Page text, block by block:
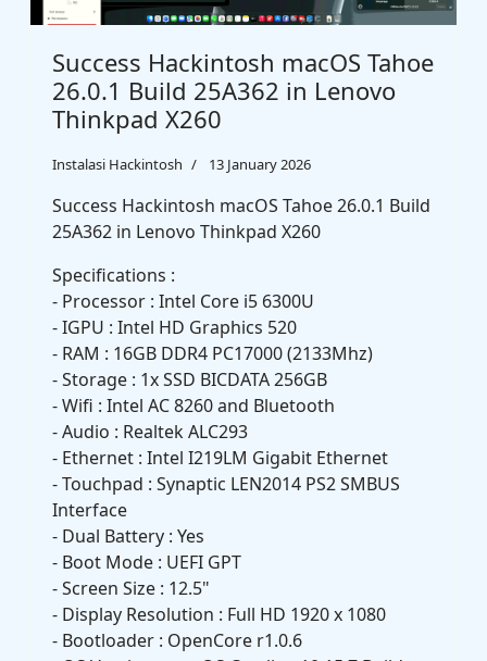
Success Hackintosh macOS Tahoe
26.0.1 Build 25A362 in Lenovo
Thinkpad X260
Instalasi Hackintosh 13 January 2026
Success Hackintosh macOS Tahoe 26.0.1 Build
25A362 in Lenovo Thinkpad X260
Specifications :
- Processor : Intel Core i5 6300U
- IGPU : Intel HD Graphics 520
- RAM : 16GB DDR4 PC17000 (2133Mhz)
- Storage : 1x SSD BICDATA 256GB
- Wifi : Intel AC 8260 and Bluetooth
- Audio : Realtek ALC293
- Ethernet : Intel I219LM Gigabit Ethernet
- Touchpad : Synaptic LEN2014 PS2 SMBUS
Interface
- Dual Battery : Yes
- Boot Mode : UEFI GPT
- Screen Size : 12.5"
- Display Resolution : Full HD 1920 x 1080
- Bootloader : OpenCore r1.0.6